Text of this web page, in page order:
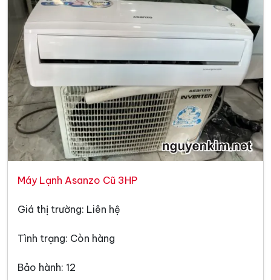
Máy Lạnh Asanzo Cũ 3HP
Giá thị trường: Liên hệ
Tình trạng: Còn hàng
Bảo hành: 12